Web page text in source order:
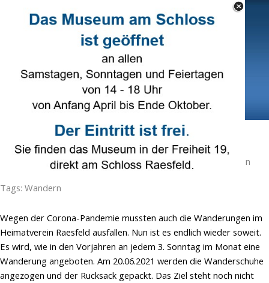
Select Language ▼
Menü überspringen
Wanderer wieder aktiv
Veröffentlicht vonRuth Beeringin Wandern· Mittwoch 02 Jun
Tags: Wandern
Wegen der Corona-Pandemie mussten auch die Wanderungen im
Heimatverein Raesfeld ausfallen. Nun ist es endlich wieder soweit.
Es wird, wie in den Vorjahren an jedem 3. Sonntag im Monat eine
Wanderung angeboten. Am 20.06.2021 werden die Wanderschuhe
angezogen und der Rucksack gepackt. Das Ziel steht noch nicht